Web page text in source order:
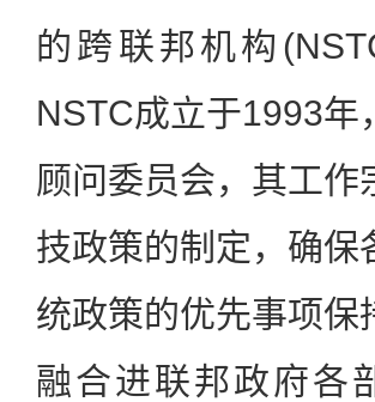
的跨联邦机构
NSTC成立于1993年
顾问委员会，其工
技政策的制定，确保
统政策的优先事项保
融合进联邦政府各